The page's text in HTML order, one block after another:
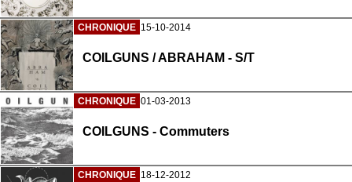
CHRONIQUE 15-10-2014
COILGUNS / ABRAHAM - S/T
CHRONIQUE 01-03-2013
COILGUNS - Commuters
CHRONIQUE 18-12-2012